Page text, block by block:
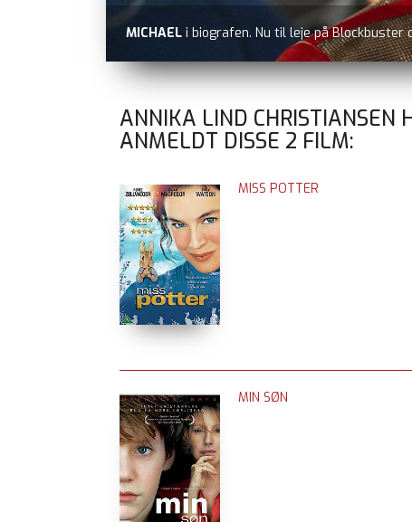
MICHAEL i biografen. Nu til leje på Blockbuster
ANNIKA LIND CHRISTIANSEN
ANMELDT DISSE 2 FILM:
MISS POTTER
MIN SØN